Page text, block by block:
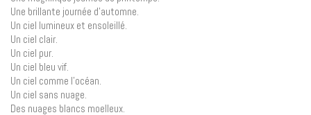
Une brillante journée d’automne.
Un ciel lumineux et ensoleillé.
Un ciel clair.
Un ciel pur.
Un ciel bleu vif.
Un ciel comme l’océan.
Un ciel sans nuage.
Des nuages blancs moelleux.